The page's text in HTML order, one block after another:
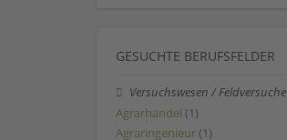
GESUCHTE BERUFSFELDER
Versuchswesen / Feldversuche
Agrarhandel (1)
Agraringenieur (1)